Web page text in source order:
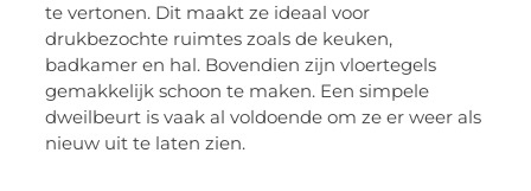
te vertonen. Dit maakt ze ideaal voor
drukbezochte ruimtes zoals de keuken,
badkamer en hal. Bovendien zijn vloertegels
gemakkelijk schoon te maken. Een simpele
dweilbeurt is vaak al voldoende om ze er weer als
nieuw uit te laten zien.